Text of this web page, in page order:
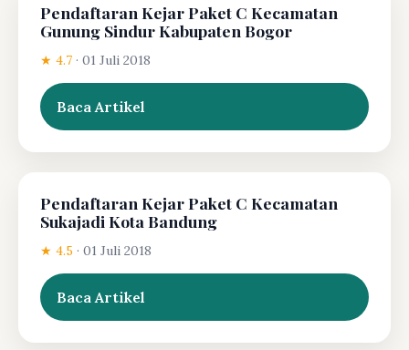
Pendaftaran Kejar Paket C Kecamatan
Gunung Sindur Kabupaten Bogor
★ 4.7 · 01 Juli 2018
Baca Artikel
Pendaftaran Kejar Paket C Kecamatan
Sukajadi Kota Bandung
★ 4.5 · 01 Juli 2018
Baca Artikel